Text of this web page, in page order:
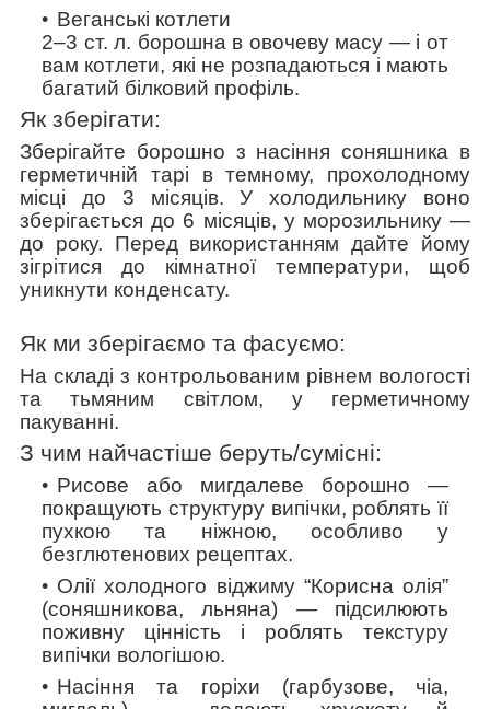
Веганські котлети
2–3 ст. л. борошна в овочеву масу — і от
вам котлети, які не розпадаються і мають
багатий білковий профіль.
Як зберігати:
Зберігайте борошно з насіння соняшника в
герметичній тарі в темному, прохолодному
місці до 3 місяців. У холодильнику воно
зберігається до 6 місяців, у морозильнику —
до року. Перед використанням дайте йому
зігрітися до кімнатної температури, щоб
уникнути конденсату.
Як ми зберігаємо та фасуємо:
На складі з контрольованим рівнем вологості
та тьмяним світлом, у герметичному
пакуванні.
З чим найчастіше беруть/cумісні:
Рисове або мигдалеве борошно —
покращують структуру випічки, роблять її
пухкою та ніжною, особливо у
безглютенових рецептах.
Олії холодного віджиму “Корисна олія”
(соняшникова, льняна) — підсилюють
поживну цінність і роблять текстуру
випічки вологішою.
Насіння та горіхи (гарбузове, чіа,